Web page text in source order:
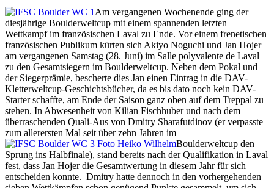
Am vergangenen Wochenende ging der
diesjährige Boulderweltcup mit einem spannenden letzten
Wettkampf im französischen Laval zu Ende. Vor einem frenetischen
französischen Publikum kürten sich Akiyo Noguchi und Jan Hojer
am vergangenen Samstag (28. Juni) im Salle polyvalente de Laval
zu den Gesamtsiegern im Boulderweltcup. Neben dem Pokal und
der Siegerprämie, bescherte dies Jan einen Eintrag in die DAV-
Kletterweltcup-Geschichtsbücher, da es bis dato noch kein DAV-
Starter schaffte, am Ende der Saison ganz oben auf dem Treppal zu
stehen. In Abwesenheit von Kilian Fischhuber und nach dem
überraschenden Quali-Aus von Dmitry Sharafutdinov (er verpasste
zum allerersten Mal seit über zehn Jahren im
Boulderweltcup den
Sprung ins Halbfinale), stand bereits nach der Qualifikation in Laval
fest, dass Jan Hojer die Gesamtwertung in diesem Jahr für sich
entscheiden konnte. Dmitry hatte dennoch in den vorhergehenden